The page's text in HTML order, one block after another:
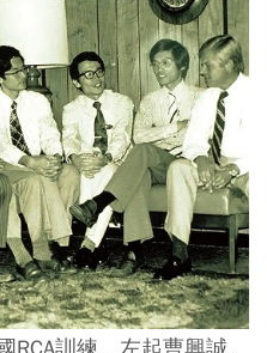
訓練。左起曹興誠、